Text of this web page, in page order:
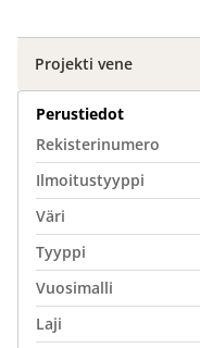
Projekti vene
Perustiedot
Rekisterinumero
Ilmoitustyyppi
Väri
Tyyppi
Vuosimalli
Laji